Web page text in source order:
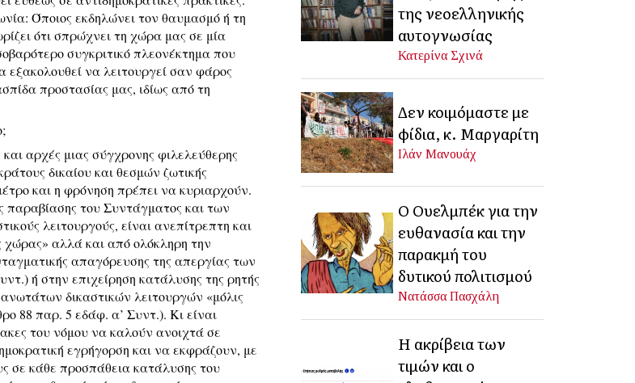
Όποιος εκδηλώνει τον θαυμασμό ή τη
ότι σπρώχνει τη χώρα μας σε μία
συγκριτικό πλεονέκτημα που
εξακολουθεί να λειτουργεί σαν φάρος
προστασίας μας, ιδίως από τη
αρχές μιας σύγχρονης φιλελεύθερης
δικαίου και θεσμών ζωτικής
και η φρόνηση πρέπει να κυριαρχούν.
παραβίασης του Συντάγματος και των
λειτουργούς, είναι ανεπίτρεπτη και
χώρας» αλλά και από ολόκληρη την
απαγόρευσης της απεργίας των
ή στην επιχείρηση κατάλυσης της ρητής
δικαστικών λειτουργών «μόλις
88 παρ. 5 εδάφ. α’ Συντ.). Κι είναι
του νόμου να καλούν ανοιχτά σε
εγρήγορση και να εκφράζουν, με
σε κάθε προσπάθεια κατάλυσης του
της νεοελληνικής
αυτογνωσίας
Κατερίνα Σχινά
Δεν κοιμόμαστε με
φίδια, κ. Μαργαρίτη
Ιλάν Μανουάχ
Ο Ουελμπέκ για την
ευθανασία και την
παρακμή του
δυτικού πολιτισμού
Νατάσσα Πασχάλη
Η ακρίβεια των
τιμών και ο